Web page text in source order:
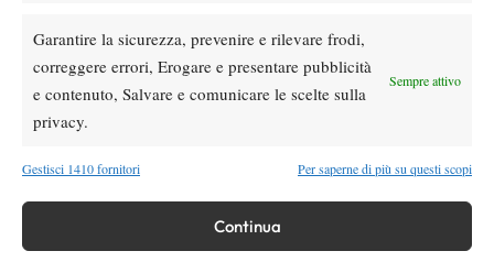
Garantire la sicurezza, prevenire e rilevare frodi,
correggere errori, Erogare e presentare pubblicità
e contenuto, Salvare e comunicare le scelte sulla
privacy.
Sempre attivo
Gestisci 1410 fornitori Per saperne di più su questi scopi
Continua
Ferrer su Alcaraz: “Può tornare subito ai
suoi livelli”